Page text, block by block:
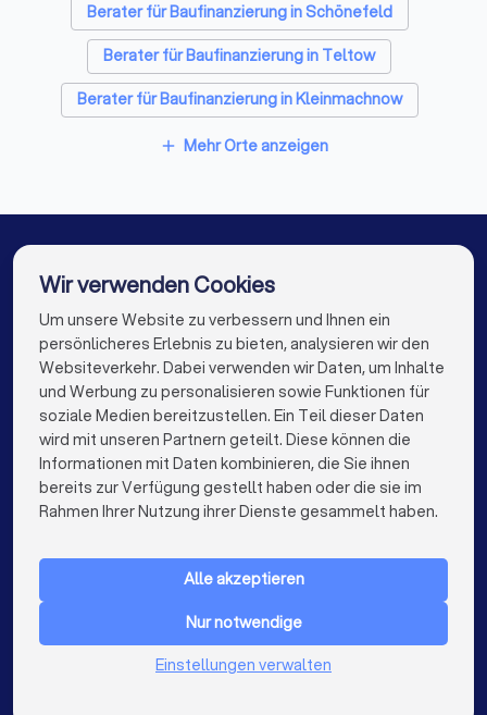
Berater für Baufinanzierung in Schönefeld
Berater für Baufinanzierung in Teltow
Berater für Baufinanzierung in Kleinmachnow
Berater für Baufinanzierung in Glienicke/Nordbahn
Berater für Baufinanzierung in Hennigsdorf
Berater für Baufinanzierung in Schöneiche bei Berlin
Berater für Baufinanzierung in Hamburg
Berater für Baufinanzierung in München
Berater für Baufinanzierung in Köln
Berater für Baufinanzierung in Frankfurt am Main
Berater für Baufinanzierung in Düsseldorf
Berater für Baufinanzierung in Dortmund
Berater für Baufinanzierung in Essen
add Mehr Orte anzeigen
Die besten Berater für Baufinanzierung für Sie
info@trustlocal.de
FÜR PRIVATPERSONEN
Niederlande
Wir verwenden Cookies
Um unsere Website zu verbessern und Ihnen ein
persönlicheres Erlebnis zu bieten, analysieren wir den
Websiteverkehr. Dabei verwenden wir Daten, um Inhalte
und Werbung zu personalisieren sowie Funktionen für
soziale Medien bereitzustellen. Ein Teil dieser Daten
wird mit unseren Partnern geteilt. Diese können die
Informationen mit Daten kombinieren, die Sie ihnen
bereits zur Verfügung gestellt haben oder die sie im
Rahmen Ihrer Nutzung ihrer Dienste gesammelt haben.
Alle akzeptieren
Nur notwendige
Einstellungen verwalten